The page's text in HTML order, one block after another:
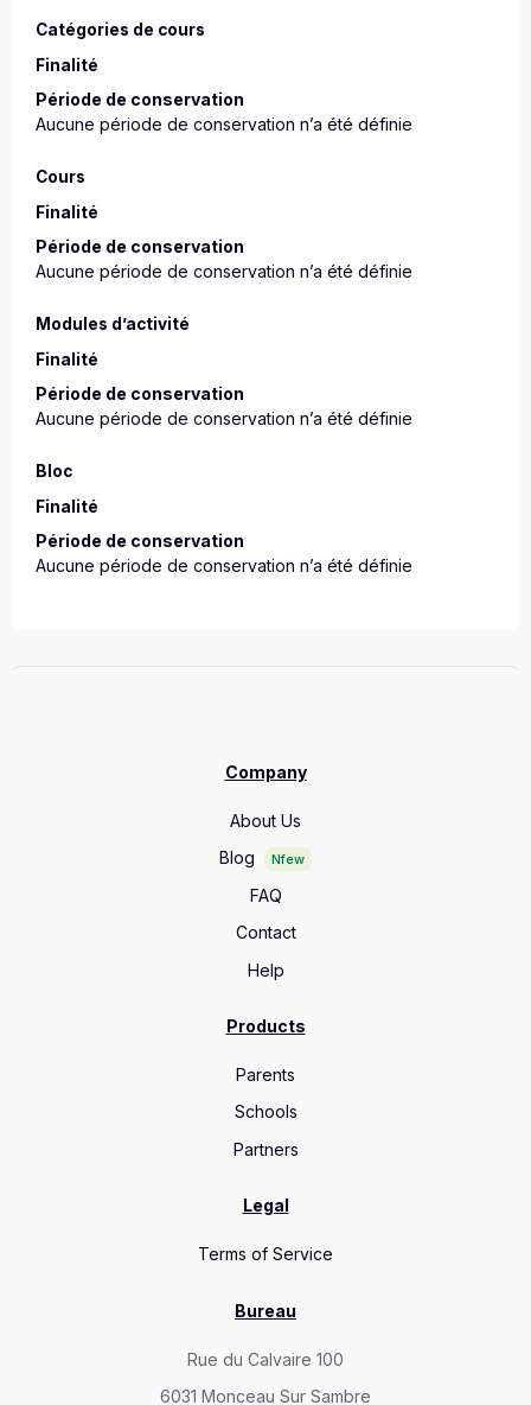
Catégories de cours
Finalité
Période de conservation
Aucune période de conservation n’a été définie
Cours
Finalité
Période de conservation
Aucune période de conservation n’a été définie
Modules d’activité
Finalité
Période de conservation
Aucune période de conservation n’a été définie
Bloc
Finalité
Période de conservation
Aucune période de conservation n’a été définie
Company
About Us
Blog
Nfew
FAQ
Contact
Help
Products
Parents
Schools
Partners
Legal
Terms of Service
Bureau
Rue du Calvaire 100
6031 Monceau Sur Sambre